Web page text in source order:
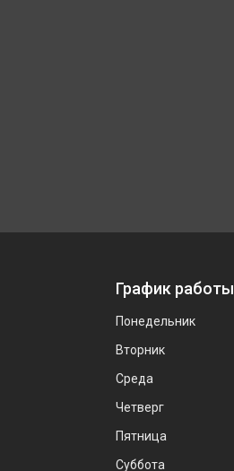
График работы
Понедельник
Вторник
Среда
Четверг
Пятница
Суббота